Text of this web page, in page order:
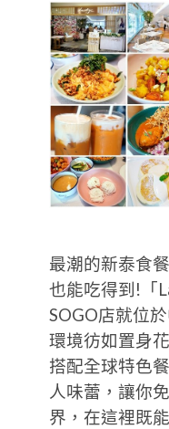
最潮的新泰食
也能吃得到!「
SOGO店就位
環境彷如置身
搭配全球特色
人味蕾，讓你
界，在這裡既